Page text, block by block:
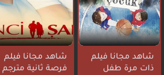
شاهد مجانا فيلم
ذات مرة طفل
شاهد مجانا فيلم
فرصة ثانية مترجم